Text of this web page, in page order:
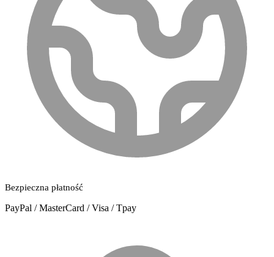
Bezpieczna płatność
PayPal / MasterCard / Visa / Tpay